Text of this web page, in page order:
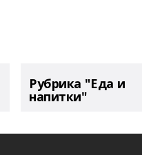
Рубрика "Еда и
напитки"